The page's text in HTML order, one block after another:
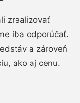
zrealizovať
iba odporúčať.
a zároveň
ako aj cenu.